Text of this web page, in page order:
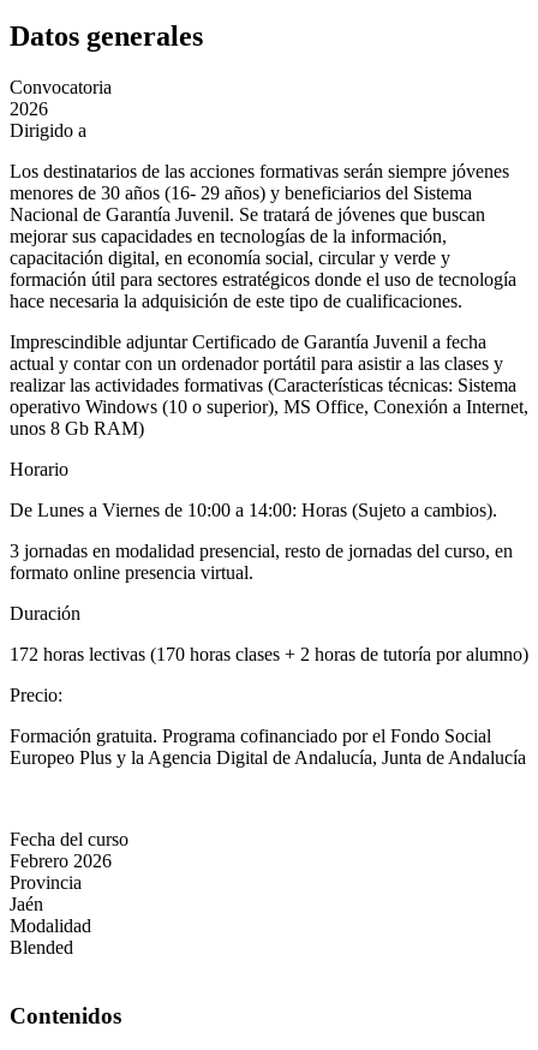
Datos generales
Convocatoria
2026
Dirigido a
Los destinatarios de las acciones formativas serán siempre jóvenes
menores de 30 años (16- 29 años) y beneficiarios del Sistema
Nacional de Garantía Juvenil. Se tratará de jóvenes que buscan
mejorar sus capacidades en tecnologías de la información,
capacitación digital, en economía social, circular y verde y
formación útil para sectores estratégicos donde el uso de tecnología
hace necesaria la adquisición de este tipo de cualificaciones.
Imprescindible adjuntar Certificado de Garantía Juvenil a fecha
actual y contar con un ordenador portátil para asistir a las clases y
realizar las actividades formativas (Características técnicas: Sistema
operativo Windows (10 o superior), MS Office, Conexión a Internet,
unos 8 Gb RAM)
Horario
De Lunes a Viernes de 10:00 a 14:00: Horas (Sujeto a cambios).
3 jornadas en modalidad presencial, resto de jornadas del curso, en
formato online presencia virtual.
Duración
172 horas lectivas (170 horas clases + 2 horas de tutoría por alumno)
Precio:
Formación gratuita. Programa cofinanciado por el Fondo Social
Europeo Plus y la Agencia Digital de Andalucía, Junta de Andalucía
Fecha del curso
Febrero 2026
Provincia
Jaén
Modalidad
Blended
Contenidos